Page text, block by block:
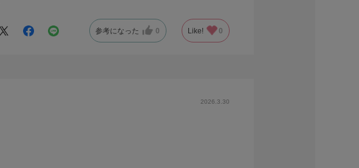
参考になった 0 Like! 0
2026.3.30